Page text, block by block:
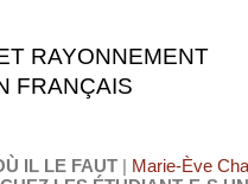
RAYONNEMENT
FRANÇAIS
IL LE FAUT | Marie-Ève